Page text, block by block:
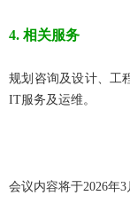
4. 相关服务
规划咨询及设计、工
IT服务及运维。
会议内容将于2026年3